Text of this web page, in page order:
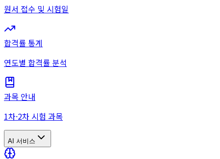
원서 접수 및 시험일
합격률 통계
연도별 합격률 분석
과목 안내
1차·2차 시험 과목
AI 서비스